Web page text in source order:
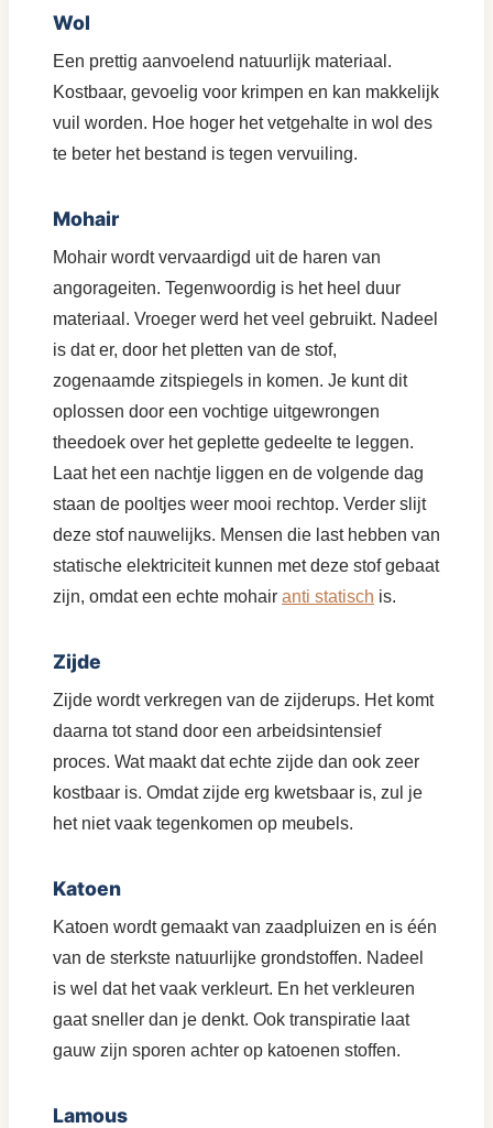
Wol
Een prettig aanvoelend natuurlijk materiaal.
Kostbaar, gevoelig voor krimpen en kan makkelijk
vuil worden. Hoe hoger het vetgehalte in wol des
te beter het bestand is tegen vervuiling.
Mohair
Mohair wordt vervaardigd uit de haren van
angorageiten. Tegenwoordig is het heel duur
materiaal. Vroeger werd het veel gebruikt. Nadeel
is dat er, door het pletten van de stof,
zogenaamde zitspiegels in komen. Je kunt dit
oplossen door een vochtige uitgewrongen
theedoek over het geplette gedeelte te leggen.
Laat het een nachtje liggen en de volgende dag
staan de pooltjes weer mooi rechtop. Verder slijt
deze stof nauwelijks. Mensen die last hebben van
statische elektriciteit kunnen met deze stof gebaat
zijn, omdat een echte mohair anti statisch is.
Zijde
Zijde wordt verkregen van de zijderups. Het komt
daarna tot stand door een arbeidsintensief
proces. Wat maakt dat echte zijde dan ook zeer
kostbaar is. Omdat zijde erg kwetsbaar is, zul je
het niet vaak tegenkomen op meubels.
Katoen
Katoen wordt gemaakt van zaadpluizen en is één
van de sterkste natuurlijke grondstoffen. Nadeel
is wel dat het vaak verkleurt. En het verkleuren
gaat sneller dan je denkt. Ook transpiratie laat
gauw zijn sporen achter op katoenen stoffen.
Lamous